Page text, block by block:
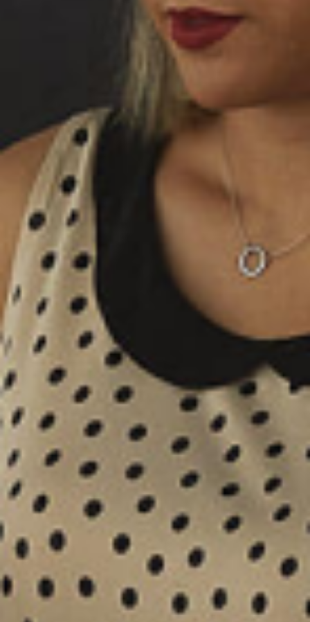
Kaffee Reiseführer
Kaffee- und Espresso-Rezepte -
Eiskaffee, Latte und mehr | Sage
Kaffee- und Espresso-Tutorials
Third Wave Kaffee
Kaffee 101: Lernen Sie die Grundlagen
des Kaffees